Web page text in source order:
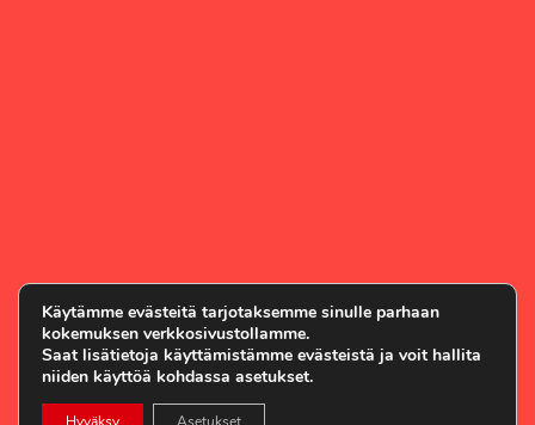
Käytämme evästeitä tarjotaksemme sinulle parhaan
kokemuksen verkkosivustollamme.
Saat lisätietoja käyttämistämme evästeistä ja voit hallita
niiden käyttöä kohdassa asetukset.